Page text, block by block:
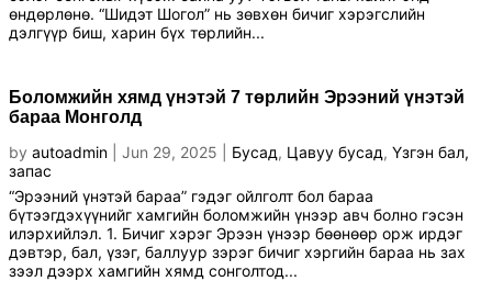
өндөрлөнө. “Шидэт Шогол” нь зөвхөн бичиг хэрэгслийн
дэлгүүр биш, харин бүх төрлийн...
Боломжийн хямд үнэтэй 7 төрлийн Эрээний үнэтэй
бараа Монголд
by autoadmin Jun 29, 2025 Бусад, Цавуу бусад, Үзгэн бал,
запас
“Эрээний үнэтэй бараа” гэдэг ойлголт бол бараа
бүтээгдэхүүнийг хамгийн боломжийн үнээр авч болно гэсэн
илэрхийлэл. 1. Бичиг хэрэг Эрээн үнээр бөөнөөр орж ирдэг
дэвтэр, бал, үзэг, баллуур зэрэг бичиг хэргийн бараа нь зах
зээл дээрх хамгийн хямд сонголтод...